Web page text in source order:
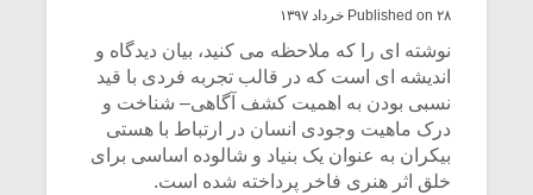
Published on ۲۸ خرداد ۱۳۹۷
نوشته ای را که ملاحظه می کنید، بیان دیدگاه و
اندیشه ای است که در قالب تجربه فردی با قید
نسبی بودن به اهمیت کشف آگاهی– شناخت و
درک ماهیت وجودی انسان در ارتباط با هستی
بیکران به عنوان یک بنیاد و شالوده اساسی برای
خلق اثر هنری فاخر پرداخته شده است.